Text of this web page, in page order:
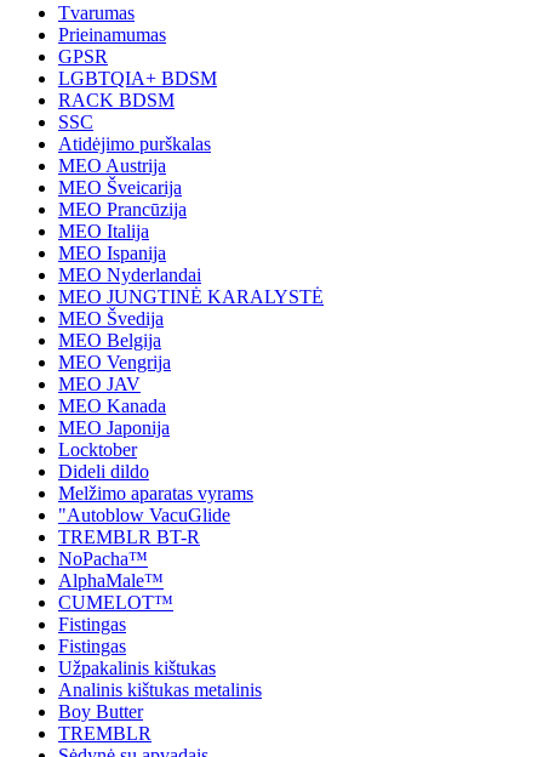
Tvarumas
Prieinamumas
GPSR
LGBTQIA+ BDSM
RACK BDSM
SSC
Atidėjimo purškalas
MEO Austrija
MEO Šveicarija
MEO Prancūzija
MEO Italija
MEO Ispanija
MEO Nyderlandai
MEO JUNGTINĖ KARALYSTĖ
MEO Švedija
MEO Belgija
MEO Vengrija
MEO JAV
MEO Kanada
MEO Japonija
Locktober
Dideli dildo
Melžimo aparatas vyrams
"Autoblow VacuGlide
TREMBLR BT-R
NoPacha™
AlphaMale™
CUMELOT™
Fistingas
Fistingas
Užpakalinis kištukas
Analinis kištukas metalinis
Boy Butter
TREMBLR